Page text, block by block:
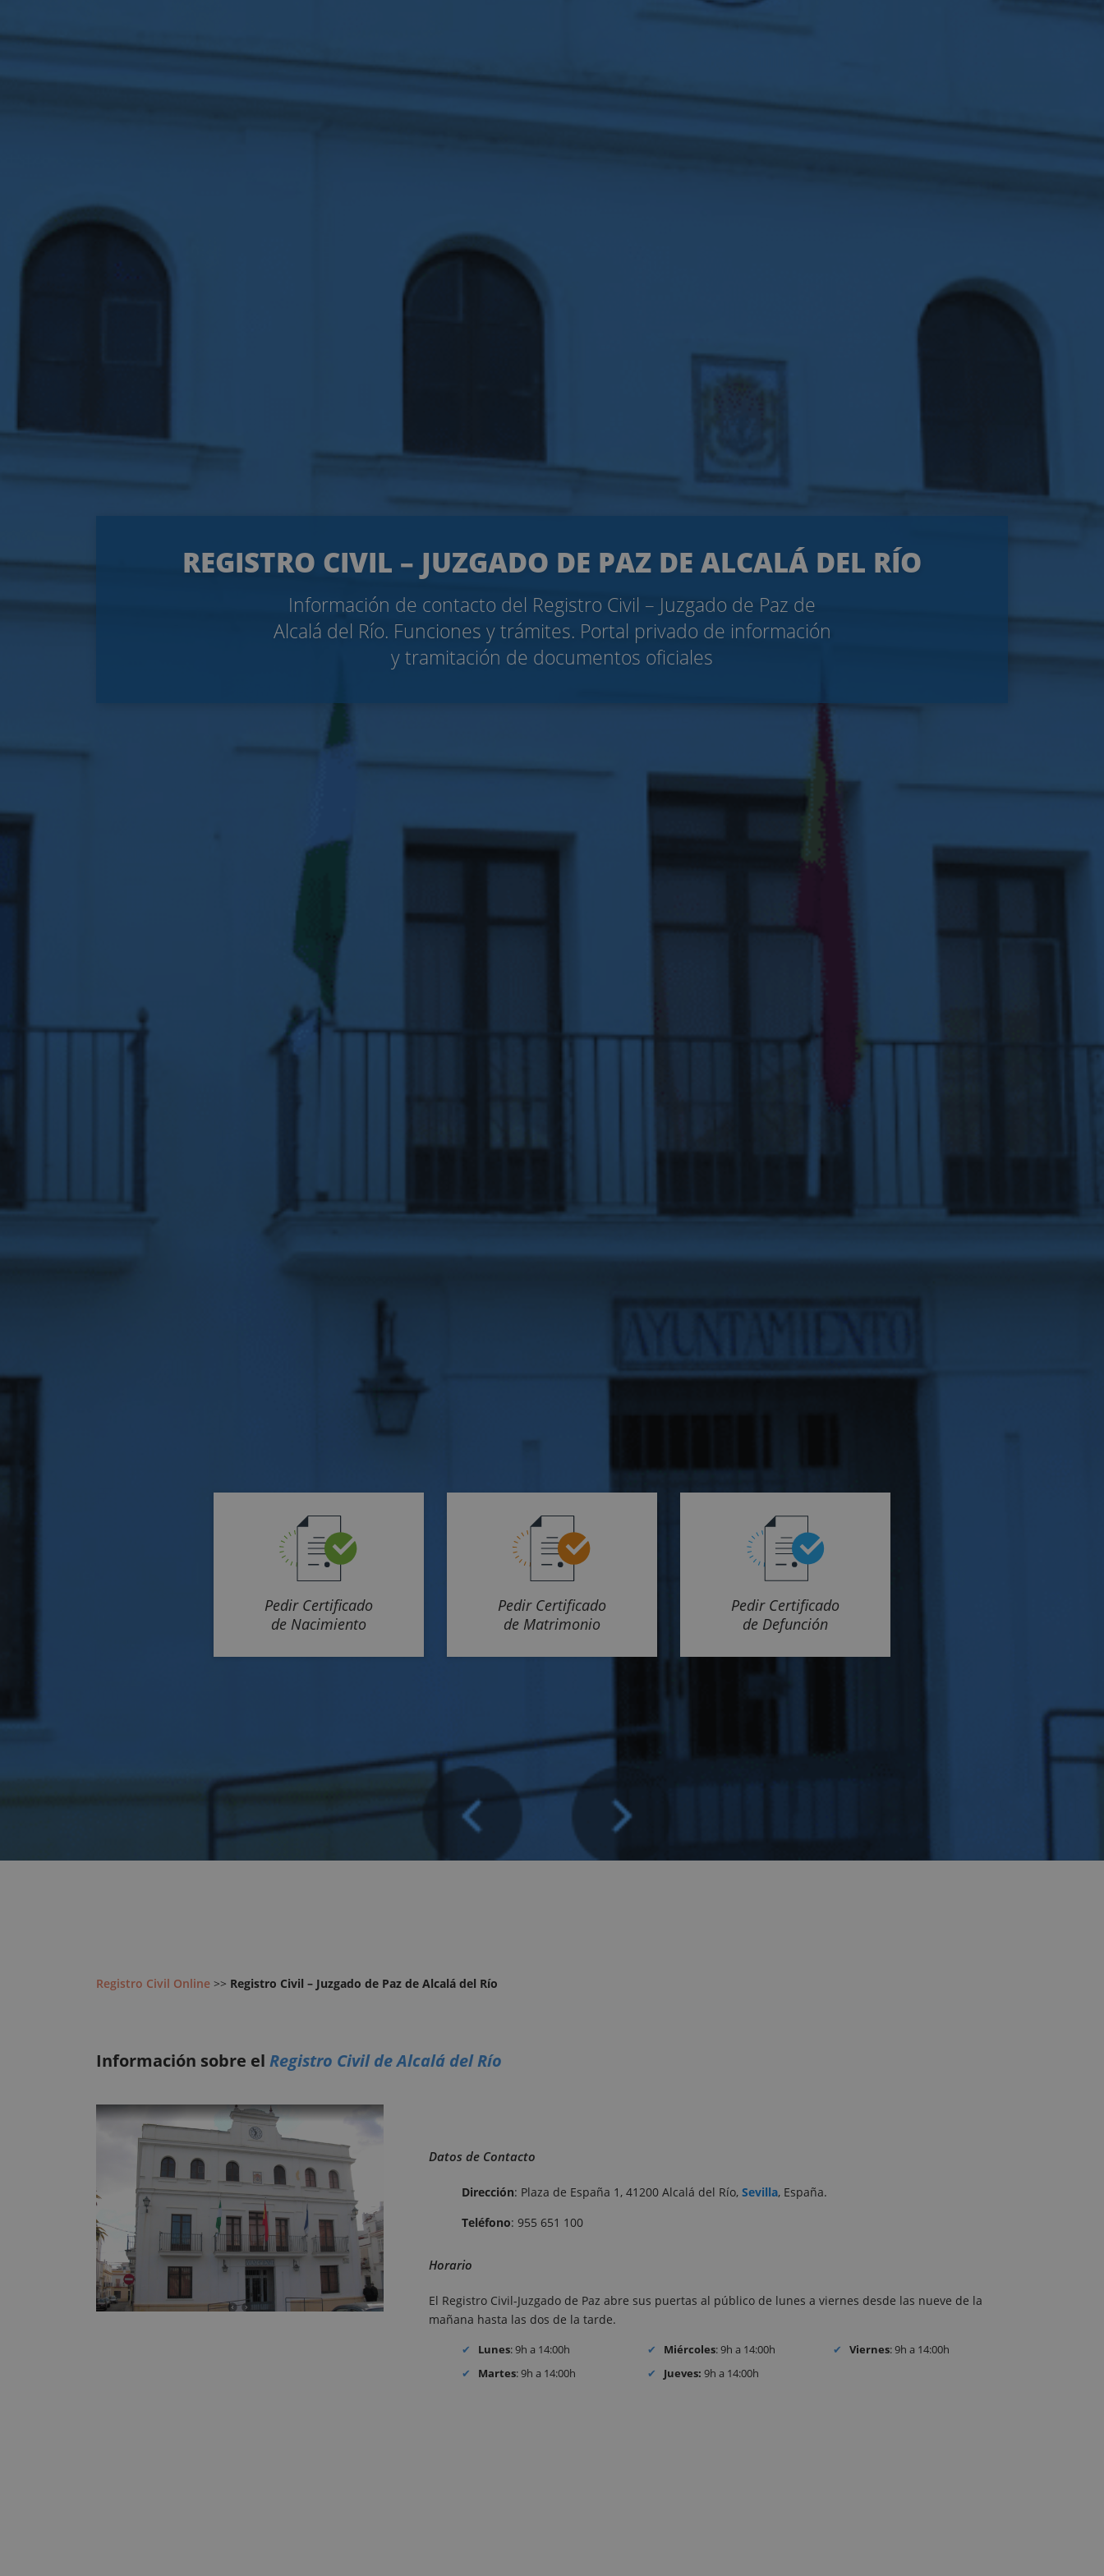
REGISTRO CIVIL – JUZGADO DE PAZ DE ALCALÁ DEL RÍO
Información de contacto del Registro Civil – Juzgado de Paz de
Alcalá del Río. Funciones y trámites. Portal privado de información
y tramitación de documentos oficiales
Pedir Certificado
de Nacimiento
Pedir Certificado
de Matrimonio
Pedir Certificado
de Defunción
Registro Civil Online >> Registro Civil – Juzgado de Paz de Alcalá del Río
Información sobre el Registro Civil de Alcalá del Río
Datos de Contacto
Dirección: Plaza de España 1, 41200 Alcalá del Río, Sevilla, España.
Teléfono: 955 651 100
Horario
El Registro Civil-Juzgado de Paz abre sus puertas al público de lunes a viernes desde las nueve de la
mañana hasta las dos de la tarde.
Lunes: 9h a 14:00h
Martes: 9h a 14:00h
Miércoles: 9h a 14:00h
Jueves: 9h a 14:00h
Viernes: 9h a 14:00h